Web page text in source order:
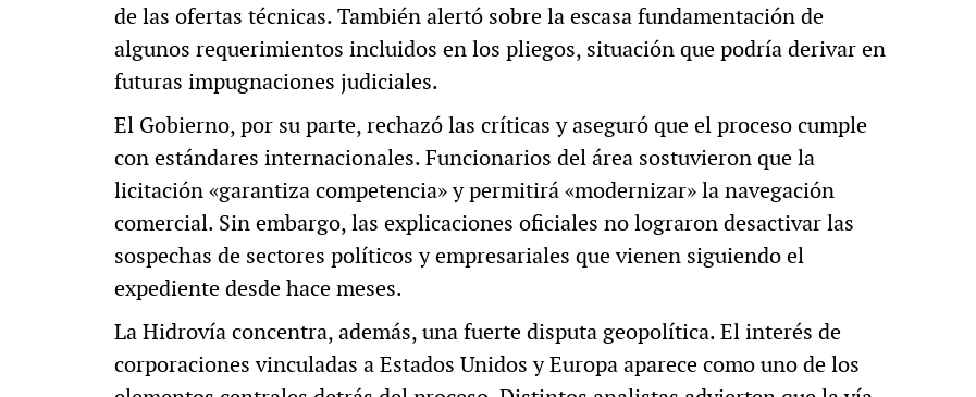
de las ofertas técnicas. También alertó sobre la escasa fundamentación de
algunos requerimientos incluidos en los pliegos, situación que podría derivar en
futuras impugnaciones judiciales.
El Gobierno, por su parte, rechazó las críticas y aseguró que el proceso cumple
con estándares internacionales. Funcionarios del área sostuvieron que la
licitación «garantiza competencia» y permitirá «modernizar» la navegación
comercial. Sin embargo, las explicaciones oficiales no lograron desactivar las
sospechas de sectores políticos y empresariales que vienen siguiendo el
expediente desde hace meses.
La Hidrovía concentra, además, una fuerte disputa geopolítica. El interés de
corporaciones vinculadas a Estados Unidos y Europa aparece como uno de los